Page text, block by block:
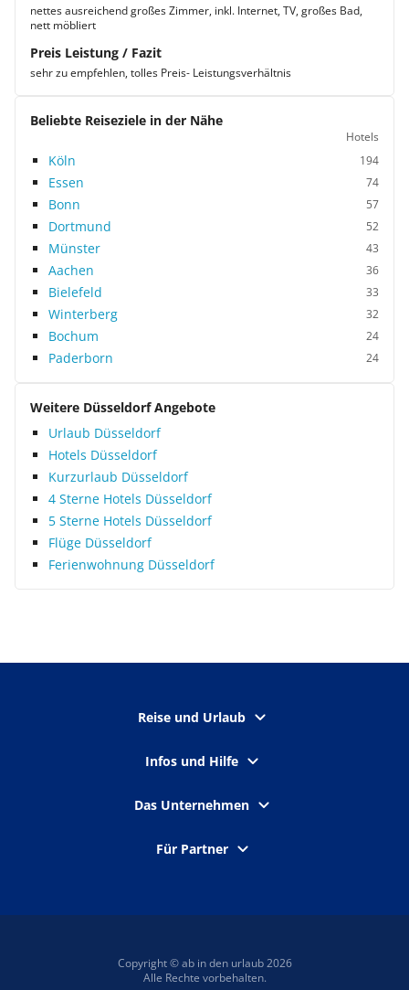
nettes ausreichend großes Zimmer, inkl. Internet, TV, großes Bad,
nett möbliert
Preis Leistung / Fazit
sehr zu empfehlen, tolles Preis- Leistungsverhältnis
Beliebte Reiseziele in der Nähe
Hotels
Köln 194
Essen 74
Bonn 57
Dortmund 52
Münster 43
Aachen 36
Bielefeld 33
Winterberg 32
Bochum 24
Paderborn 24
Weitere Düsseldorf Angebote
Urlaub Düsseldorf
Hotels Düsseldorf
Kurzurlaub Düsseldorf
4 Sterne Hotels Düsseldorf
5 Sterne Hotels Düsseldorf
Flüge Düsseldorf
Ferienwohnung Düsseldorf
Reise und Urlaub
Infos und Hilfe
Das Unternehmen
Für Partner
Copyright © ab in den urlaub 2026
Alle Rechte vorbehalten.